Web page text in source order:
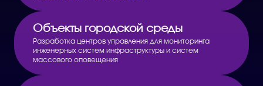
Объекты городской среды
Разработка центров управления для мониторинга
инженерных систем инфраструктуры и систем
массового оповещения